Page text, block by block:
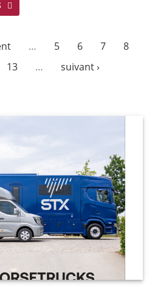
… 5 6 7
8
13 …
suivant ›